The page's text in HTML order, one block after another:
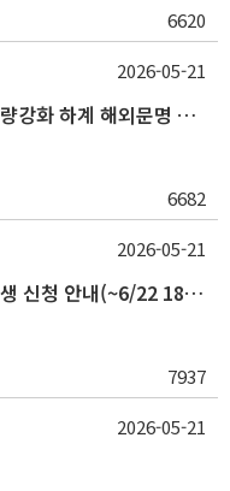
6620
대학혁신지원사업 글로벌 인문학 역량강화 하계 해외문명 탐방 프로그램 개최 안내
6682
2026-05-21
2026-2학기 1차 주거안정장학금 학생 신청 안내(~6/22 18:00)
7937
2026-05-21
2026-05-21